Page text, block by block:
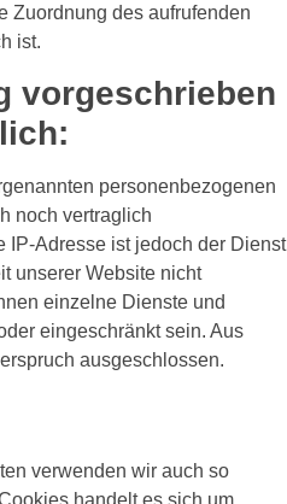
Zuordnung des aufrufenden
ist.
vorgeschrieben
personenbezogenen
noch vertraglich
IP-Adresse ist jedoch der Dienst
unserer Website nicht
einzelne Dienste und
eingeschränkt sein. Aus
ausgeschlossen.
verwenden wir auch so